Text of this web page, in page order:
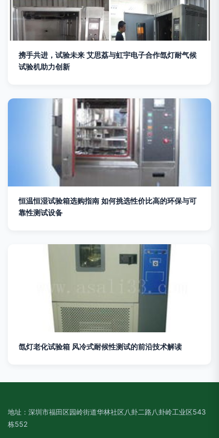
携手共进，试验未来 艾思荔与虹宇电子合作氙灯耐气候
试验机助力创新
恒温恒湿试验箱选购指南 如何挑选性价比高的环保与可
靠性测试设备
氙灯老化试验箱 风冷式耐候性测试的前沿技术解读
地址：深圳市福田区园岭街道华林社区八卦二路八卦岭工业区543
栋552